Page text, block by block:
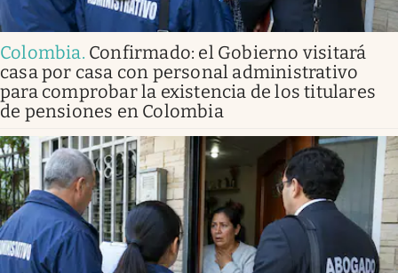
Colombia. Confirmado: el Gobierno visitará
casa por casa con personal administrativo
para comprobar la existencia de los titulares
de pensiones en Colombia